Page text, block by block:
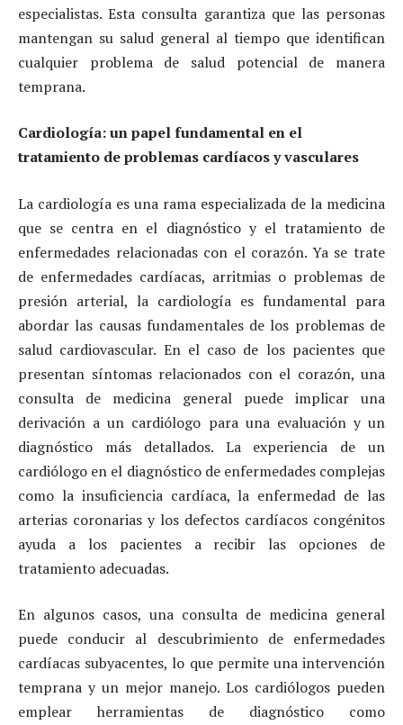
especialistas. Esta consulta garantiza que las personas
mantengan su salud general al tiempo que identifican
cualquier problema de salud potencial de manera
temprana.
Cardiología: un papel fundamental en el
tratamiento de problemas cardíacos y vasculares
La cardiología es una rama especializada de la medicina
que se centra en el diagnóstico y el tratamiento de
enfermedades relacionadas con el corazón. Ya se trate
de enfermedades cardíacas, arritmias o problemas de
presión arterial, la cardiología es fundamental para
abordar las causas fundamentales de los problemas de
salud cardiovascular. En el caso de los pacientes que
presentan síntomas relacionados con el corazón, una
consulta de medicina general puede implicar una
derivación a un cardiólogo para una evaluación y un
diagnóstico más detallados. La experiencia de un
cardiólogo en el diagnóstico de enfermedades complejas
como la insuficiencia cardíaca, la enfermedad de las
arterias coronarias y los defectos cardíacos congénitos
ayuda a los pacientes a recibir las opciones de
tratamiento adecuadas.
En algunos casos, una consulta de medicina general
puede conducir al descubrimiento de enfermedades
cardíacas subyacentes, lo que permite una intervención
temprana y un mejor manejo. Los cardiólogos pueden
emplear herramientas de diagnóstico como